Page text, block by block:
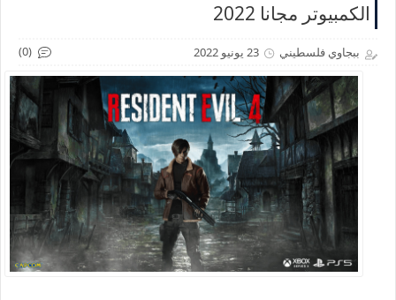
الكمبيوتر مجانا 2022
ببجاوي فلسطيني 23 يونيو 2022 (0)